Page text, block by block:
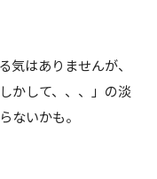
気はありませんが、
かして、、、」の淡
ないかも。